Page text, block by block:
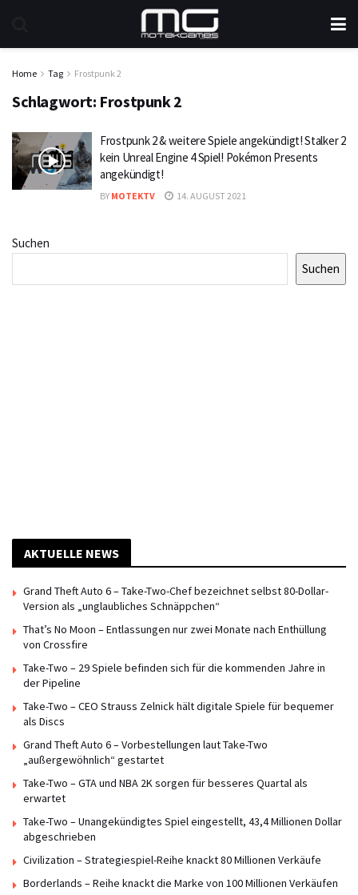
Home Tag Frostpunk 2
Schlagwort: Frostpunk 2
Frostpunk 2 & weitere Spiele angekündigt! Stalker 2
kein Unreal Engine 4 Spiel! Pokémon Presents
angekündigt!
BY MOTEKTV 14. AUGUST 2021
Suchen
Suchen
AKTUELLE NEWS
Grand Theft Auto 6 – Take-Two-Chef bezeichnet selbst 80-Dollar-
Version als „unglaubliches Schnäppchen“
That’s No Moon – Entlassungen nur zwei Monate nach Enthüllung
von Crossfire
Take-Two – 29 Spiele befinden sich für die kommenden Jahre in
der Pipeline
Take-Two – CEO Strauss Zelnick hält digitale Spiele für bequemer
als Discs
Grand Theft Auto 6 – Vorbestellungen laut Take-Two
„außergewöhnlich“ gestartet
Take-Two – GTA und NBA 2K sorgen für besseres Quartal als
erwartet
Take-Two – Unangekündigtes Spiel eingestellt, 43,4 Millionen Dollar
abgeschrieben
Civilization – Strategiespiel-Reihe knackt 80 Millionen Verkäufe
Borderlands – Reihe knackt die Marke von 100 Millionen Verkäufen